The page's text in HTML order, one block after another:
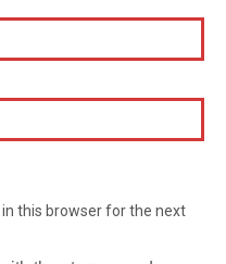
this browser for the next